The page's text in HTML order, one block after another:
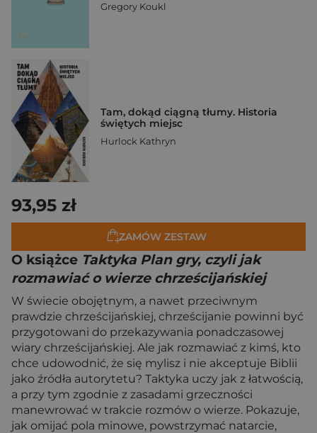
Gregory Koukl
Tam, dokąd ciągną tłumy. Historia
świętych miejsc
Hurlock Kathryn
93,95 zł
ZAMÓW ZESTAW
O książce Taktyka Plan gry, czyli jak
rozmawiać o wierze chrześcijańskiej
W świecie obojętnym, a nawet przeciwnym
prawdzie chrześcijańskiej, chrześcijanie powinni być
przygotowani do przekazywania ponadczasowej
wiary chrześcijańskiej. Ale jak rozmawiać z kimś, kto
chce udowodnić, że się mylisz i nie akceptuje Biblii
jako źródła autorytetu? Taktyka uczy jak z łatwością,
a przy tym zgodnie z zasadami grzeczności
manewrować w trakcie rozmów o wierze. Pokazuje,
jak omijać pola minowe, powstrzymać natarcie,